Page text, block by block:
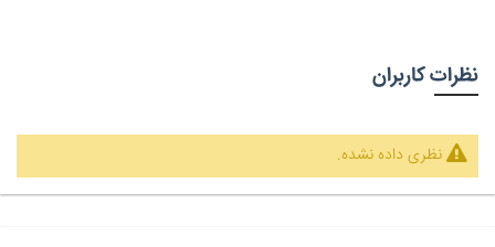
نظرات کاربران
نظری داده نشده.